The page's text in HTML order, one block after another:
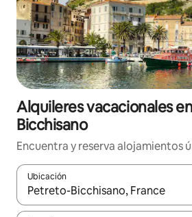
Alquileres vacacionales
Bicchisano
Encuentra y reserva alojamientos
Ubicación
Cuando los resultados estén